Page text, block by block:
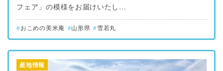
フェア」の模様をお届けいたし…
おこめの美米庵 山形県 雪若丸
産地情報